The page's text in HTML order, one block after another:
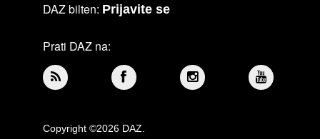
DAZ bilten: Prijavite se
Prati DAZ na:
Copyright ©2026 DAZ.